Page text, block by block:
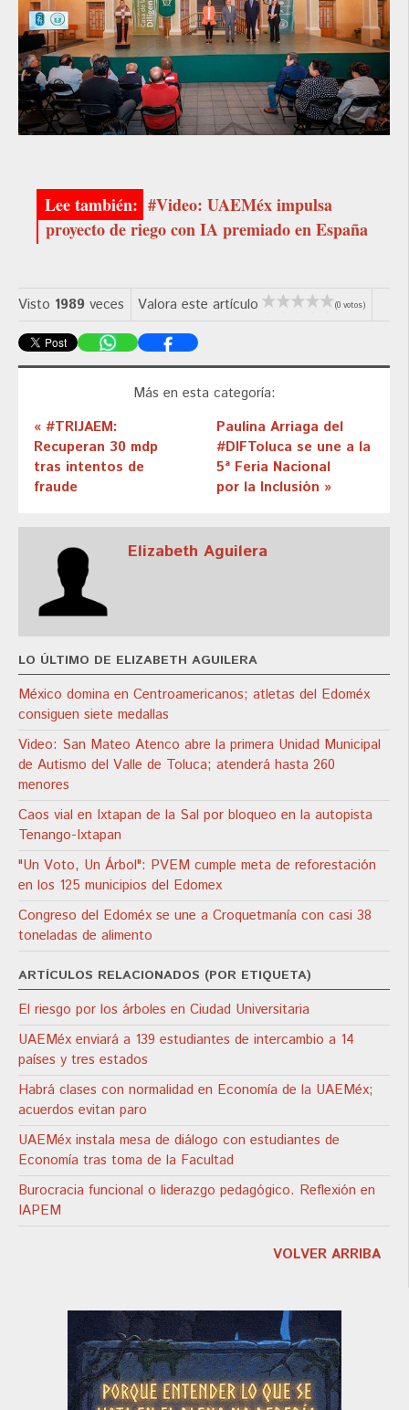
#Video: UAEMéx impulsa
proyecto de riego con IA premiado en España
Visto 1989 veces Valora este artículo (0 votos)
Más en esta categoría:
« #TRIJAEM:
Recuperan 30 mdp
tras intentos de
fraude
Paulina Arriaga del
#DIFToluca se une a la
5ª Feria Nacional
por la Inclusión »
Elizabeth Aguilera
LO ÚLTIMO DE ELIZABETH AGUILERA
México domina en Centroamericanos; atletas del Edoméx
consiguen siete medallas
Video: San Mateo Atenco abre la primera Unidad Municipal
de Autismo del Valle de Toluca; atenderá hasta 260
menores
Caos vial en Ixtapan de la Sal por bloqueo en la autopista
Tenango-Ixtapan
"Un Voto, Un Árbol": PVEM cumple meta de reforestación
en los 125 municipios del Edomex
Congreso del Edoméx se une a Croquetmanía con casi 38
toneladas de alimento
ARTÍCULOS RELACIONADOS (POR ETIQUETA)
El riesgo por los árboles en Ciudad Universitaria
UAEMéx enviará a 139 estudiantes de intercambio a 14
países y tres estados
Habrá clases con normalidad en Economía de la UAEMéx;
acuerdos evitan paro
UAEMéx instala mesa de diálogo con estudiantes de
Economía tras toma de la Facultad
Burocracia funcional o liderazgo pedagógico. Reflexión en
IAPEM
VOLVER ARRIBA